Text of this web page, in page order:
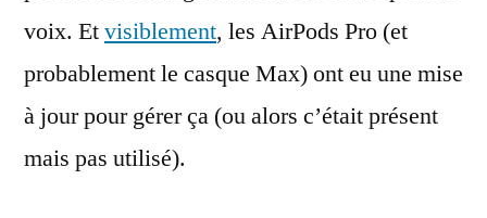
en
Bluetooth
voix. Etvisiblement, les AirPods Pro (et
probablement le casque Max) ont eu une mise
à jour pour gérer ça (ou alors c’était présent
mais pas utilisé).